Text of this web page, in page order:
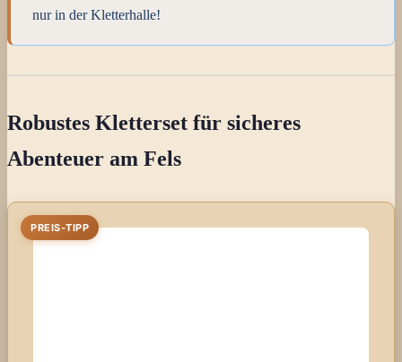
nur in der Kletterhalle!
Robustes Kletterset für sicheres
Abenteuer am Fels
PREIS-TIPP